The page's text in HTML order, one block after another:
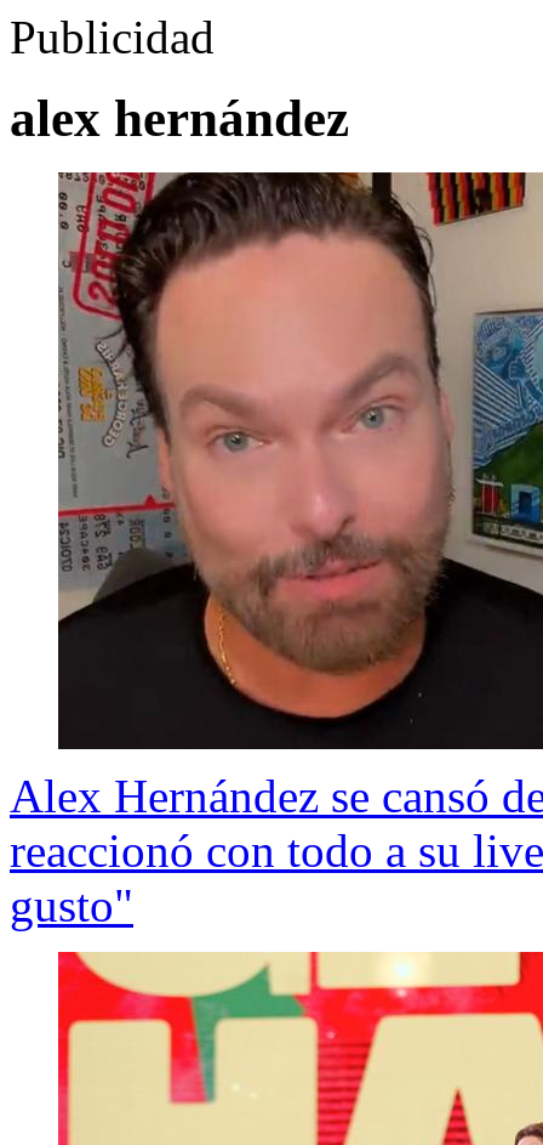
Publicidad
alex hernández
Alex Hernández se cansó
reaccionó con todo a su
gusto"